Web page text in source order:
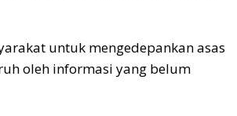
untuk mengedepankan asas
oleh informasi yang belum